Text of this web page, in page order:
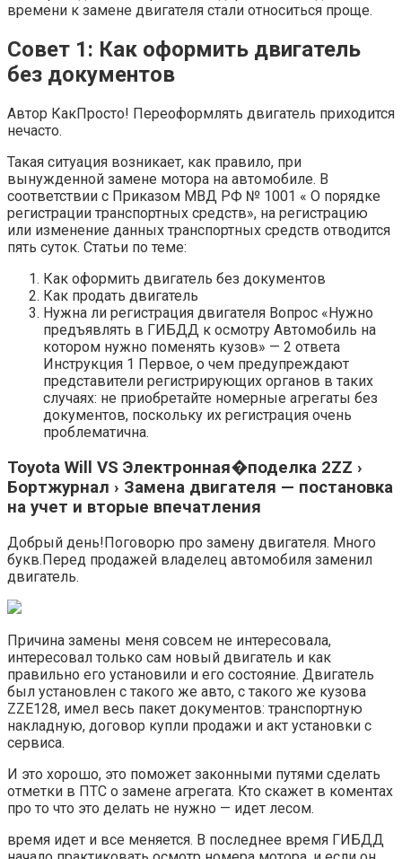
времени к замене двигателя стали относиться проще.
Совет 1: Как оформить двигатель
без документов
Автор КакПросто! Переоформлять двигатель приходится
нечасто.
Такая ситуация возникает, как правило, при
вынужденной замене мотора на автомобиле. В
соответствии с Приказом МВД РФ № 1001 « О порядке
регистрации транспортных средств», на регистрацию
или изменение данных транспортных средств отводится
пять суток. Статьи по теме:
Как оформить двигатель без документов
Как продать двигатель
Нужна ли регистрация двигателя Вопрос «Нужно
предъявлять в ГИБДД к осмотру Автомобиль на
котором нужно поменять кузов» — 2 ответа
Инструкция 1 Первое, о чем предупреждают
представители регистрирующих органов в таких
случаях: не приобретайте номерные агрегаты без
документов, поскольку их регистрация очень
проблематична.
Toyota Will VS Электронная�поделка 2ZZ ›
Бортжурнал › Замена двигателя — постановка
на учет и вторые впечатления
Добрый день!Поговорю про замену двигателя. Много
букв.Перед продажей владелец автомобиля заменил
двигатель.
Причина замены меня совсем не интересовала,
интересовал только сам новый двигатель и как
правильно его установили и его состояние. Двигатель
был установлен с такого же авто, с такого же кузова
ZZE128, имел весь пакет документов: транспортную
накладную, договор купли продажи и акт установки с
сервиса.
И это хорошо, это поможет законными путями сделать
отметки в ПТС о замене агрегата. Кто скажет в коментах
про то что это делать не нужно — идет лесом.
время идет и все меняется. В последнее время ГИБДД